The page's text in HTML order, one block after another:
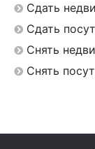
Сдать
Сдать
Снять
Снять